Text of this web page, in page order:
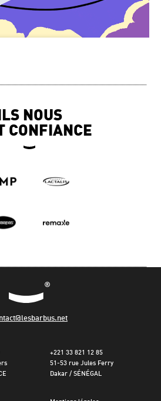
ILS NOUS
CONFIANCE
+221 33 821 12 85
51-53 rue Jules Ferry
Dakar / SÉNÉGAL